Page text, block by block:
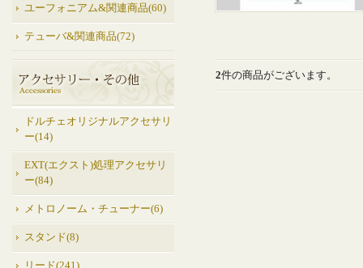
ユーフォニアム&関連商品(60)
テューバ&関連商品(72)
ドルチェオリジナルアクセサリ
ー(14)
EXT(エクスト)処理アクセサリ
ー(84)
メトロノーム・チューナー(6)
スタンド(8)
リード(241)
2件の商品がございます。